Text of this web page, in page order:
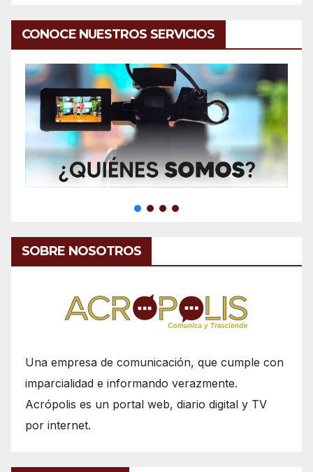
CONOCE NUESTROS SERVICIOS
SOBRE NOSOTROS
Una empresa de comunicación, que cumple con
imparcialidad e informando verazmente.
Acrópolis es un portal web, diario digital y TV
por internet.